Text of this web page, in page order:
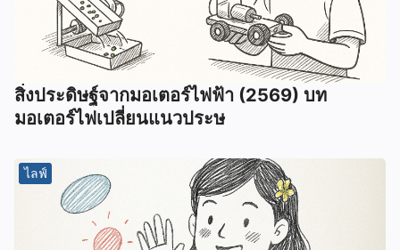
สิ่งประดิษฐ์จากมอเตอร์ไฟฟ้า (2569) บท
มอเตอร์ไฟเปลี่ยนแนวประษ
ไลฟ์